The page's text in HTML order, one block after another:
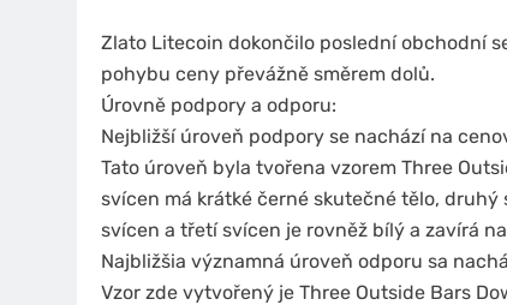
Zlato Litecoin dokončilo poslední obchodní
pohybu ceny převážně směrem dolů.
Úrovně podpory a odporu:
Nejbližší úroveň podpory se nachází na
Tato úroveň byla tvořena vzorem Three
svícen má krátké černé skutečné tělo,
svícen a třetí svícen je rovněž bílý a zavírá
Najbližšia významná úroveň odporu sa
Vzor zde vytvořený je Three Outside Bars